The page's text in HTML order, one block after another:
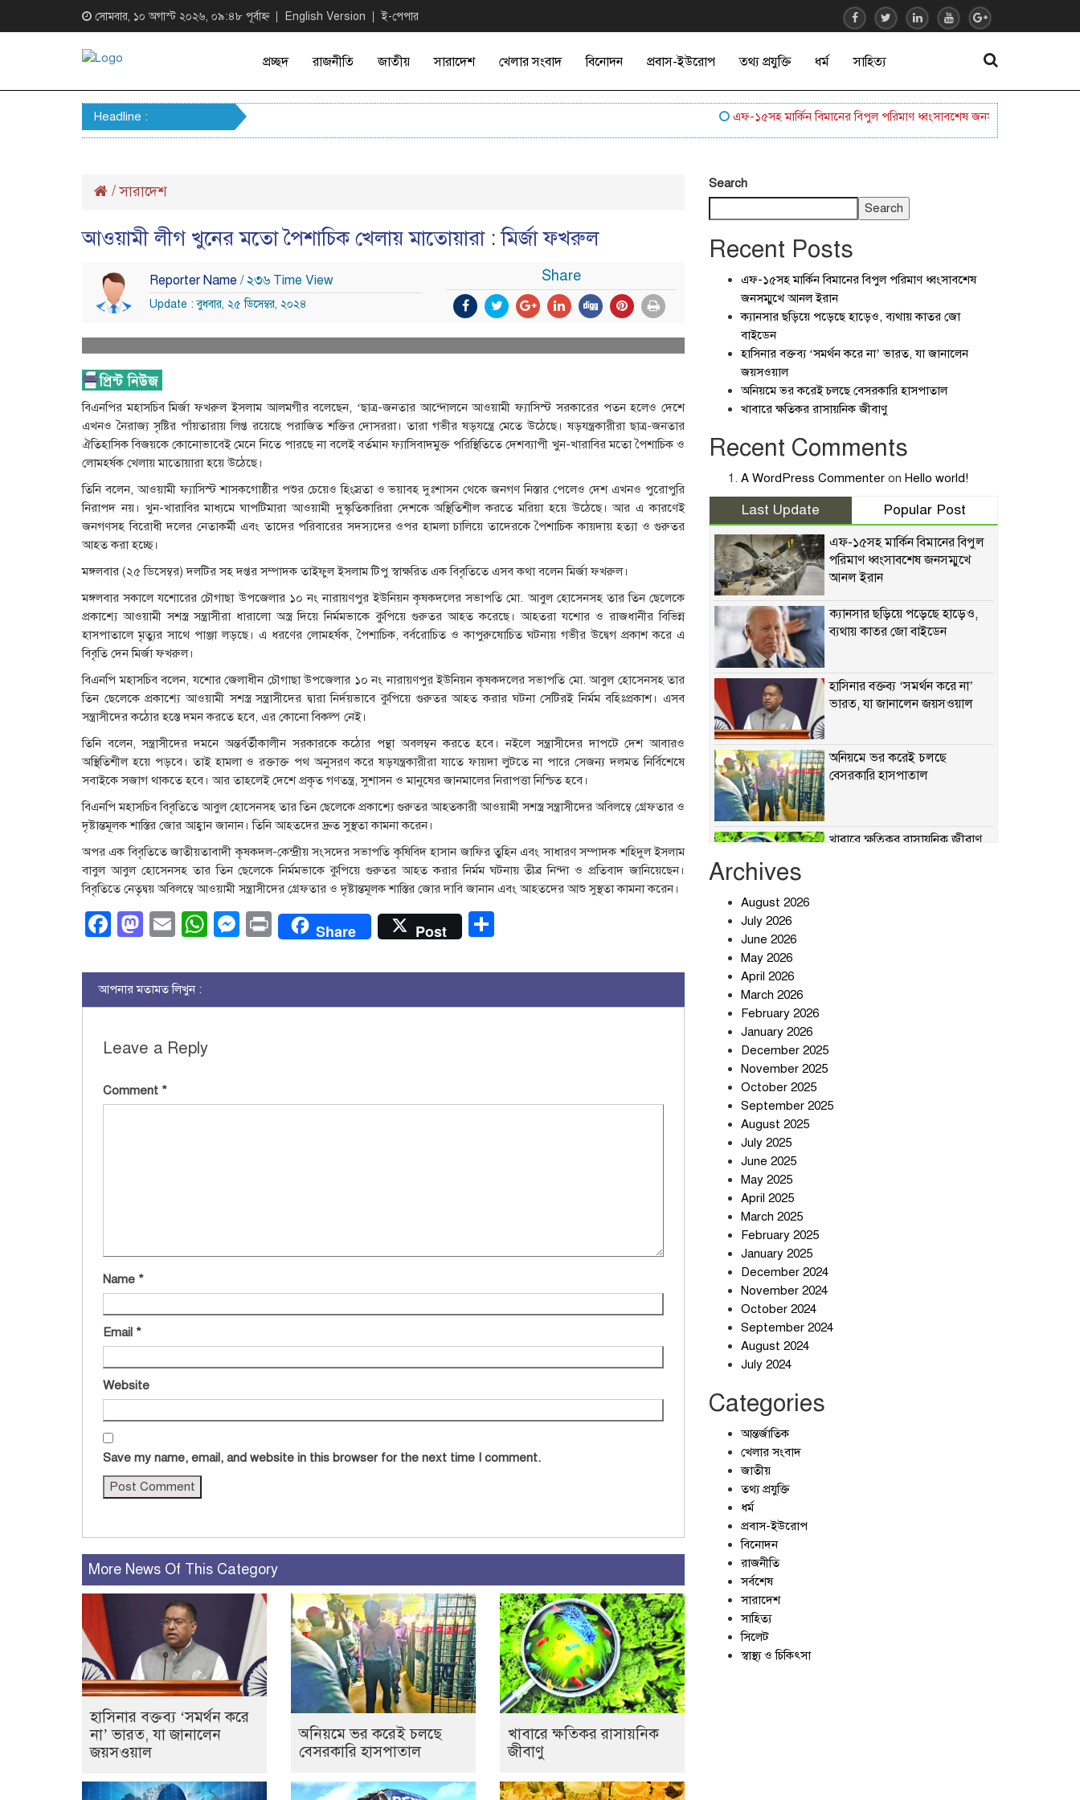
সোমবার, ১০ অগাস্ট ২০২৬, ০৯:৪৮ পূর্বাহ্ন English Version ই-পেপার
প্রচ্ছদ রাজনীতি জাতীয় সারাদেশ খেলার সংবাদ বিনোদন প্রবাস-ইউরোপ তথ্য প্রযুক্তি ধর্ম সাহিত্য
Headline : এফ-১৫সহ মার্কিন বিমানের বিপুল পরিমাণ ধ্বংসাবশেষ জনসম্মুখে আনল ইরান
/সারাদেশ
আওয়ামী লীগ খুনের মতো পৈশাচিক খেলায় মাতোয়ারা : মির্জা ফখরুল
Reporter Name / ২৩৬ Time View
Update : বুধবার, ২৫ ডিসেম্বর, ২০২৪
Share
বিএনপির মহাসচিব মির্জা ফখরুল ইসলাম আলমগীর বলেছেন, ‘ছাত্র-জনতার আন্দোলনে আওয়ামী ফ্যাসিস্ট সরকারের পতন হলেও দেশে
এখনও নৈরাজ্য সৃষ্টির পাঁয়তারায় লিপ্ত রয়েছে পরাজিত শক্তির দোসররা। তারা গভীর ষড়যন্ত্রে মেতে উঠেছে। ষড়যন্ত্রকারীরা ছাত্র-জনতার
ঐতিহাসিক বিজয়কে কোনোভাবেই মেনে নিতে পারছে না বলেই বর্তমান ফ্যাসিবাদমুক্ত পরিস্থিতিতে দেশব্যাপী খুন-খারাবির মতো পৈশাচিক ও
লোমহর্ষক খেলায় মাতোয়ারা হয়ে উঠেছে।
তিনি বলেন, আওয়ামী ফ্যাসিস্ট শাসকগোষ্ঠীর পশুর চেয়েও হিংস্রতা ও ভয়াবহ দুঃশাসন থেকে জনগণ নিস্তার পেলেও দেশ এখনও পুরোপুরি
নিরাপদ নয়। খুন-খারাবির মাধ্যমে ঘাপটিমারা আওয়ামী দুস্কৃতিকারিরা দেশকে অস্থিতিশীল করতে মরিয়া হয়ে উঠেছে। আর এ কারণেই
জনগণসহ বিরোধী দলের নেতাকর্মী এবং তাদের পরিবারের সদস্যদের ওপর হামলা চালিয়ে তাদেরকে পৈশাচিক কায়দায় হত্যা ও গুরুতর
আহত করা হচ্ছে।
মঙ্গলবার (২৫ ডিসেম্বর) দলটির সহ দপ্তর সম্পাদক তাইফুল ইসলাম টিপু স্বাক্ষরিত এক বিবৃতিতে এসব কথা বলেন মির্জা ফখরুল।
মঙ্গলবার সকালে যশোরের চৌগাছা উপজেলার ১০ নং নারায়ণপুর ইউনিয়ন কৃষকদলের সভাপতি মো. আবুল হোসেনসহ তার তিন ছেলেকে
প্রকাশ্যে আওয়ামী সশস্ত্র সন্ত্রাসীরা ধারালো অস্ত্র দিয়ে নির্মমভাকে কুপিয়ে গুরুতর আহত করেছে। আহতরা যশোর ও রাজধানীর বিভিন্ন
হাসপাতালে মৃত্যুর সাথে পাঞ্জা লড়ছে। এ ধরণের লোমহর্ষক, পৈশাচিক, বর্বরোচিত ও কাপুরুষোচিত ঘটনায় গভীর উদ্বেগ প্রকাশ করে এ
বিবৃতি দেন মির্জা ফখরুল।
বিএনপি মহাসচিব বলেন, যশোর জেলাধীন চৌগাছা উপজেলার ১০ নং নারায়ণপুর ইউনিয়ন কৃষকদলের সভাপতি মো. আবুল হোসেনসহ তার
তিন ছেলেকে প্রকাশ্যে আওয়ামী সশস্ত্র সন্ত্রাসীদের দ্বারা নির্দয়ভাবে কুপিয়ে গুরুতর আহত করার ঘটনা সেটিরই নির্মম বহিঃপ্রকাশ। এসব
সন্ত্রাসীদের কঠোর হস্তে দমন করতে হবে, এর কোনো বিকল্প নেই।
তিনি বলেন, সন্ত্রাসীদের দমনে অন্তর্বর্তীকালীন সরকারকে কঠোর পন্থা অবলম্বন করতে হবে। নইলে সন্ত্রাসীদের দাপটে দেশ আবারও
অস্থিতিশীল হয়ে পড়বে। তাই হামলা ও রক্তাক্ত পথ অনুসরণ করে ষড়যন্ত্রকারীরা যাতে ফায়দা লুটতে না পারে সেজন্য দলমত নির্বিশেষে
সবাইকে সজাগ থাকতে হবে। আর তাহলেই দেশে প্রকৃত গণতন্ত্র, সুশাসন ও মানুষের জানমালের নিরাপত্তা নিশ্চিত হবে।
বিএনপি মহাসচিব বিবৃতিতে আবুল হোসেনসহ তার তিন ছেলেকে প্রকাশ্যে গুরুতর আহতকারী আওয়ামী সশস্ত্র সন্ত্রাসীদের অবিলম্বে গ্রেফতার ও
দৃষ্টান্তমূলক শাস্তির জোর আহ্বান জানান। তিনি আহতদের দ্রুত সুস্থতা কামনা করেন।
অপর এক বিবৃতিতে জাতীয়তাবাদী কৃষকদল-কেন্দ্রীয় সংসদের সভাপতি কৃষিবিদ হাসান জাফির তুহিন এবং সাধারণ সম্পাদক শহিদুল ইসলাম
বাবুল আবুল হোসেনসহ তার তিন ছেলেকে নির্মমভাকে কুপিয়ে গুরুতর আহত করার নির্মম ঘটনায় তীব্র নিন্দা ও প্রতিবাদ জানিয়েছেন।
বিবৃতিতে নেতৃদ্বয় অবিলম্বে আওয়ামী সন্ত্রাসীদের গ্রেফতার ও দৃষ্টান্তমূলক শাস্তির জোর দাবি জানান এবং আহতদের আশু সুস্থতা কামনা করেন।
Facebook
Mastodon
EmailWhatsApp
Messenger
PrintShare Post
আপনার মতামত লিখুন :
Leave a Reply
Comment *
Name *
Email *
Website
Save my name, email, and website in this browser for the next time I comment.
More News Of This Category
হাসিনার বক্তব্য ‘সমর্থন করে
না’ ভারত, যা জানালেন
জয়সওয়াল
অনিয়মে ভর করেই চলছে
বেসরকারি হাসপাতাল
খাবারে ক্ষতিকর রাসায়নিক
জীবাণু
Search
Search
Recent Posts
এফ-১৫সহ মার্কিন বিমানের বিপুল পরিমাণ ধ্বংসাবশেষ
জনসম্মুখে আনল ইরান
ক্যানসার ছড়িয়ে পড়েছে হাড়েও, ব্যথায় কাতর জো
বাইডেন
হাসিনার বক্তব্য ‘সমর্থন করে না’ ভারত, যা জানালেন
জয়সওয়াল
অনিয়মে ভর করেই চলছে বেসরকারি হাসপাতাল
খাবারে ক্ষতিকর রাসায়নিক জীবাণু
Recent Comments
A WordPress Commenter on Hello world!
Last Update Popular Post
এফ-১৫সহ মার্কিন বিমানের বিপুল
পরিমাণ ধ্বংসাবশেষ জনসম্মুখে
আনল ইরান
ক্যানসার ছড়িয়ে পড়েছে হাড়েও,
ব্যথায় কাতর জো বাইডেন
হাসিনার বক্তব্য ‘সমর্থন করে না’
ভারত, যা জানালেন জয়সওয়াল
অনিয়মে ভর করেই চলছে
বেসরকারি হাসপাতাল
খাবারে ক্ষতিকর রাসায়নিক জীবাণু
Archives
August 2026
July 2026
June 2026
May 2026
April 2026
March 2026
February 2026
January 2026
December 2025
November 2025
October 2025
September 2025
August 2025
July 2025
June 2025
May 2025
April 2025
March 2025
February 2025
January 2025
December 2024
November 2024
October 2024
September 2024
August 2024
July 2024
Categories
আন্তর্জাতিক
খেলার সংবাদ
জাতীয়
তথ্য প্রযুক্তি
ধর্ম
প্রবাস-ইউরোপ
বিনোদন
রাজনীতি
সর্বশেষ
সারাদেশ
সাহিত্য
সিলেট
স্বাস্থ্য ও চিকিৎসা